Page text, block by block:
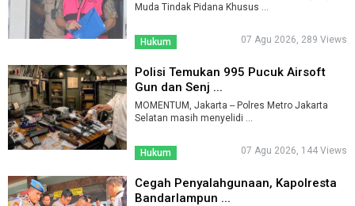
Muda Tindak Pidana Khusus ...
Hukum 07 Agu 2026, 289 Views
Polisi Temukan 995 Pucuk Airsoft
Gun dan Senj ...
MOMENTUM, Jakarta -- Polres Metro Jakarta
Selatan masih menyelidi ...
Hukum 07 Agu 2026, 144 Views
Cegah Penyalahgunaan, Kapolresta
Bandarlampun ...